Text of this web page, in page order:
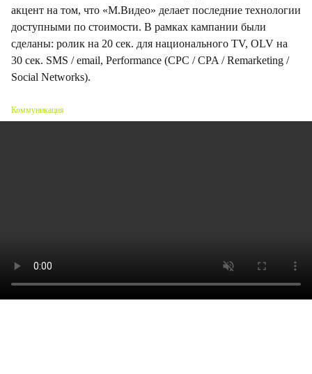
акцент на том, что «М.Видео» делает последние технологии
доступными по стоимости. В рамках кампании были
сделаны: ролик на 20 сек. для национального TV, OLV на
30 сек. SMS / email, Performance (CPC / CPA / Remarketing /
Social Networks).
Коммуникация